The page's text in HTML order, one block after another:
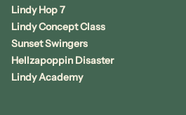
Lindy Hop 7
Lindy Concept Class
Sunset Swingers
Hellzapoppin Disaster
Lindy Academy